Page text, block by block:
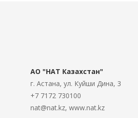
АО "НАТ Казахстан"
г. Астана, ул. Куйши Дина, 3
+7 7172 730100
nat@nat.kz, www.nat.kz